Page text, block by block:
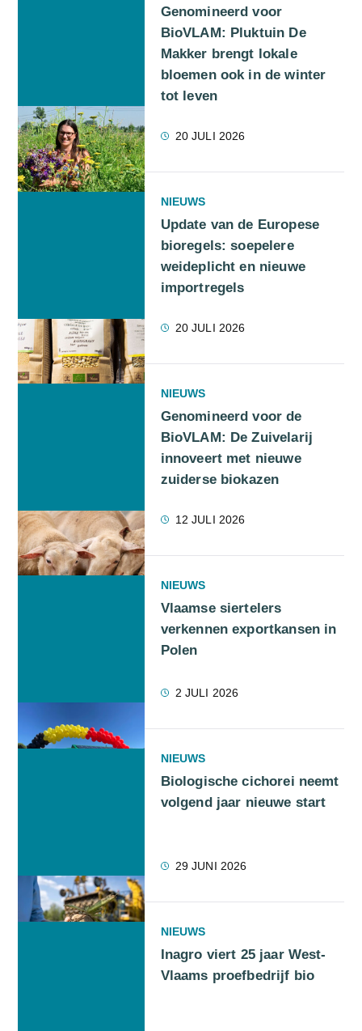
Genomineerd voor
BioVLAM: Pluktuin De
Makker brengt lokale
bloemen ook in de winter
tot leven
20 JULI 2026
NIEUWS
Update van de Europese
bioregels: soepelere
weideplicht en nieuwe
importregels
20 JULI 2026
NIEUWS
Genomineerd voor de
BioVLAM: De Zuivelarij
innoveert met nieuwe
zuiderse biokazen
12 JULI 2026
NIEUWS
Vlaamse siertelers
verkennen exportkansen in
Polen
2 JULI 2026
NIEUWS
Biologische cichorei neemt
volgend jaar nieuwe start
29 JUNI 2026
NIEUWS
Inagro viert 25 jaar West-
Vlaams proefbedrijf bio